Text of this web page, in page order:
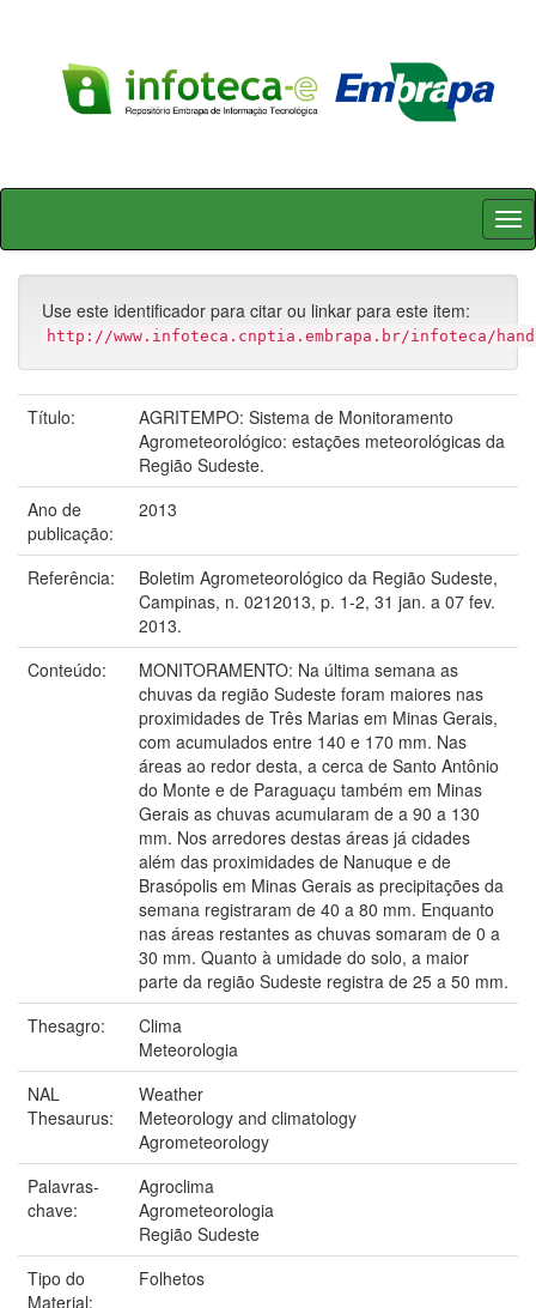
Skip
Use este identificador para citar ou linkar para este item:
http://www.infoteca.cnptia.embrapa.br/infoteca/
Título:
AGRITEMPO: Sistema de Monitoramento
Agrometeorológico: estações meteorológicas da
Região Sudeste.
Ano de
publicação:
2013
Referência:
Boletim Agrometeorológico da Região Sudeste,
Campinas, n. 0212013, p. 1-2, 31 jan. a 07 fev.
2013.
Conteúdo:
MONITORAMENTO: Na última semana as
chuvas da região Sudeste foram maiores nas
proximidades de Três Marias em Minas Gerais,
com acumulados entre 140 e 170 mm. Nas
áreas ao redor desta, a cerca de Santo Antônio
do Monte e de Paraguaçu também em Minas
Gerais as chuvas acumularam de a 90 a 130
mm. Nos arredores destas áreas já cidades
além das proximidades de Nanuque e de
Brasópolis em Minas Gerais as precipitações da
semana registraram de 40 a 80 mm. Enquanto
nas áreas restantes as chuvas somaram de 0 a
30 mm. Quanto à umidade do solo, a maior
parte da região Sudeste registra de 25 a 50 mm.
Thesagro:
Clima
Meteorologia
NAL
Thesaurus:
Weather
Meteorology and climatology
Agrometeorology
Palavras-
chave:
Agroclima
Agrometeorologia
Região Sudeste
Tipo do
Material:
Folhetos